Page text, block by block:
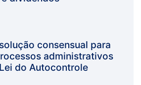
consensual para
administrativos
do Autocontrole